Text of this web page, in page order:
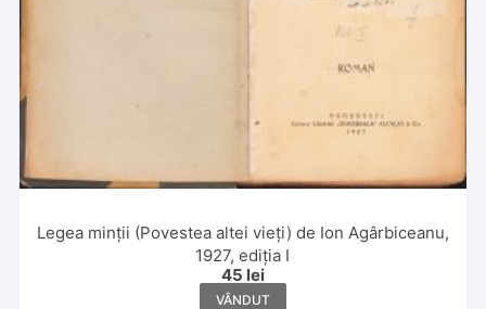
Legea minții (Povestea altei vieți) de Ion Agârbiceanu,
1927, ediția I
45 lei
VÂNDUT